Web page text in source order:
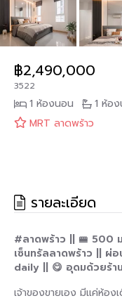
฿2,490,000
3522
1 ห้องนอน 1 ห้อง
MRT ลาดพร้าว
รายละเอียด
#ลาดพร้าว || 🚝 500
เซ็นทรัลลาดพร้าว || ผ่
daily || 😋 อุดมด้วยร้า
เจ้าของขายเอง มีแค่ห้อง